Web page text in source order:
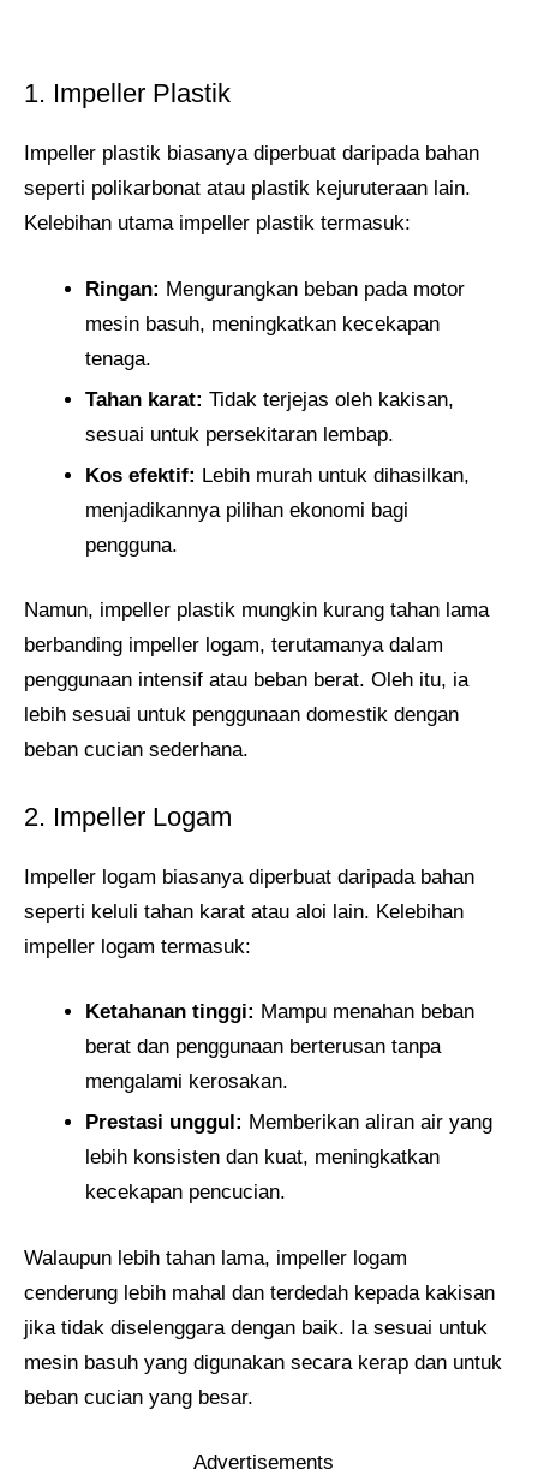
1. Impeller Plastik
Impeller plastik biasanya diperbuat daripada bahan
seperti polikarbonat atau plastik kejuruteraan lain.
Kelebihan utama impeller plastik termasuk:
Ringan: Mengurangkan beban pada motor
mesin basuh, meningkatkan kecekapan
tenaga.
Tahan karat: Tidak terjejas oleh kakisan,
sesuai untuk persekitaran lembap.
Kos efektif: Lebih murah untuk dihasilkan,
menjadikannya pilihan ekonomi bagi
pengguna.
Namun, impeller plastik mungkin kurang tahan lama
berbanding impeller logam, terutamanya dalam
penggunaan intensif atau beban berat. Oleh itu, ia
lebih sesuai untuk penggunaan domestik dengan
beban cucian sederhana.
2. Impeller Logam
Impeller logam biasanya diperbuat daripada bahan
seperti keluli tahan karat atau aloi lain. Kelebihan
impeller logam termasuk:
Ketahanan tinggi: Mampu menahan beban
berat dan penggunaan berterusan tanpa
mengalami kerosakan.
Prestasi unggul: Memberikan aliran air yang
lebih konsisten dan kuat, meningkatkan
kecekapan pencucian.
Walaupun lebih tahan lama, impeller logam
cenderung lebih mahal dan terdedah kepada kakisan
jika tidak diselenggara dengan baik. Ia sesuai untuk
mesin basuh yang digunakan secara kerap dan untuk
beban cucian yang besar.
Advertisements